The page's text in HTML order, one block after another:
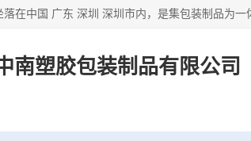
南塑胶包装制品有限公司